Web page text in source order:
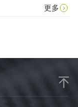
更多